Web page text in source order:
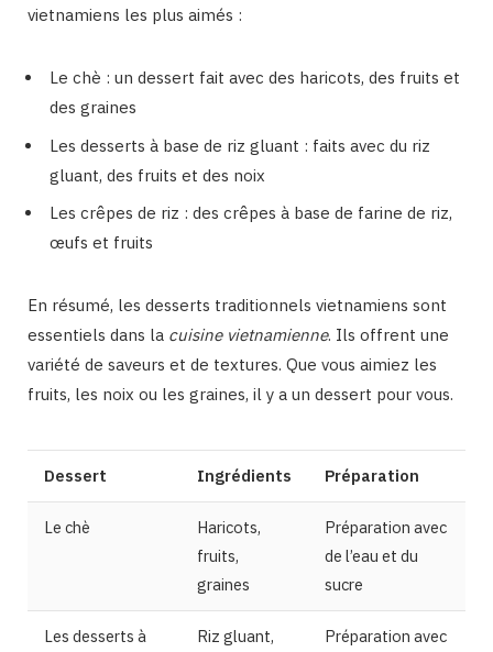
vietnamiens les plus aimés :
Le chè : un dessert fait avec des haricots, des fruits et
des graines
Les desserts à base de riz gluant : faits avec du riz
gluant, des fruits et des noix
Les crêpes de riz : des crêpes à base de farine de riz,
œufs et fruits
En résumé, les desserts traditionnels vietnamiens sont
essentiels dans la cuisine vietnamienne. Ils offrent une
variété de saveurs et de textures. Que vous aimiez les
fruits, les noix ou les graines, il y a un dessert pour vous.
Dessert Ingrédients Préparation
Le chè
Haricots,
fruits,
graines
Préparation avec
de l’eau et du
sucre
Les desserts à
Riz gluant,
Préparation avec